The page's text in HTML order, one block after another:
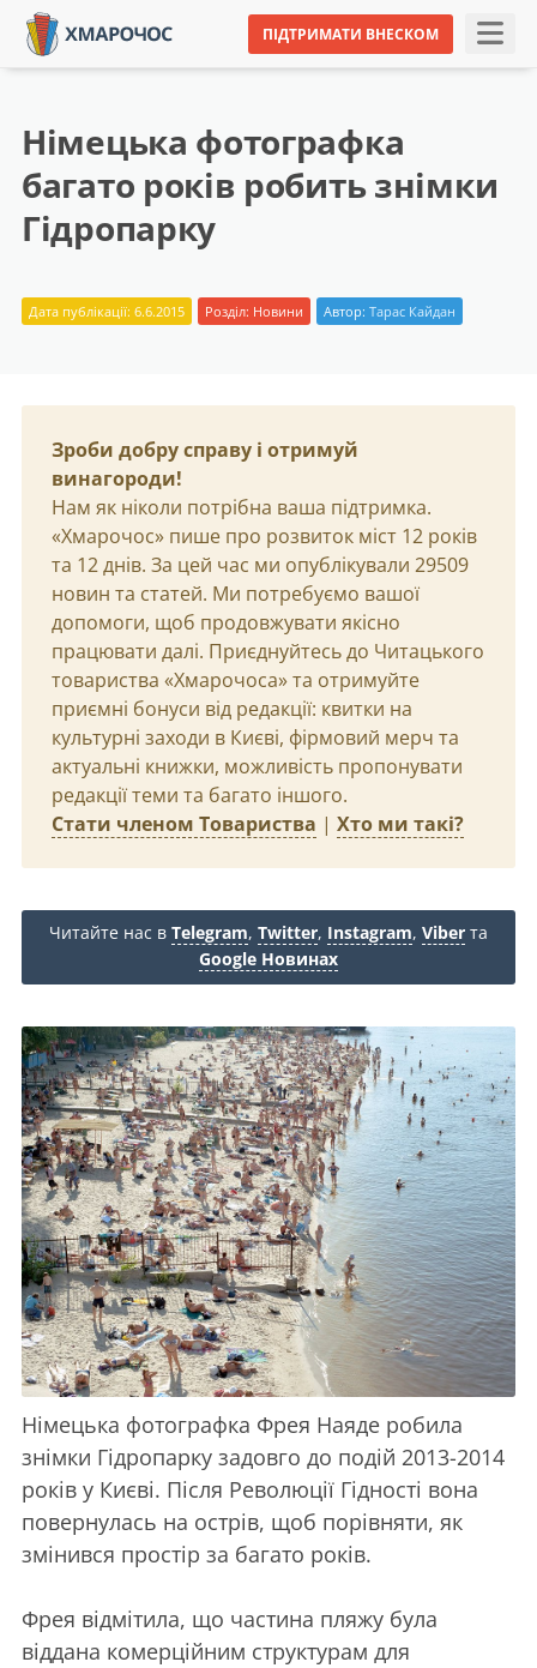
ПІДТРИМАТИ ВНЕСКОМ
Німецька фотографка
багато років робить знімки
Гідропарку
Дата публікації: 6.6.2015 Розділ: Новини Автор: Тарас Кайдан
Зроби добру справу і отримуй
винагороди!
Нам як ніколи потрібна ваша підтримка.
«Хмарочос» пише про розвиток міст 12 років
та 12 днів. За цей час ми опублікували 29509
новин та статей. Ми потребуємо вашої
допомоги, щоб продовжувати якісно
працювати далі. Приєднуйтесь до Читацького
товариства «Хмарочоса» та отримуйте
приємні бонуси від редакції: квитки на
культурні заходи в Києві, фірмовий мерч та
актуальні книжки, можливість пропонувати
редакції теми та багато іншого.
Стати членом Товариства | Хто ми такі?
Читайте нас в Telegram, Twitter, Instagram, Viber та
Google Новинах
Німецька фотографка Фрея Наяде робила
знімки Гідропарку задовго до подій 2013-2014
років у Києві. Після Революції Гідності вона
повернулась на острів, щоб порівняти, як
змінився простір за багато років.
Фрея відмітила, що частина пляжу була
віддана комерційним структурам для